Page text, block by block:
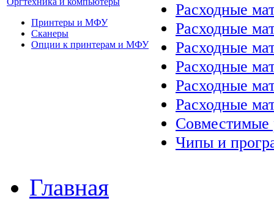
Принтеры и МФУ
Сканеры
Опции к принтерам и МФУ
Расходные
Расходные
Расходные
Расходные
Расходные
Расходные
Совместимые
Чипы и
Главная